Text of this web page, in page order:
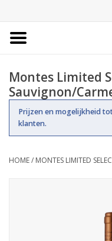
Bestellingen
Assortiment
Trainingen
Montes Limited
Sauvignon/
Prijzen en mogelijkheid
klanten.
HOME/ MONTES LIMITED